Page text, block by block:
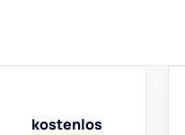
kostenlos